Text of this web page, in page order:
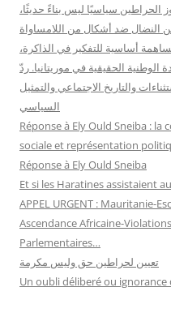
الحراطين سياسيًا ليس بناءً حديثًا،
ضد أشكال من اللامساواة
أساسية للتفكير في الذاكرة،
الحقيقية في موريتانيا. ردّ
والتاريخ الاجتماعي والتمثيل
السياسي
Réponse à Ely Ould Sneiba :
sociale et représentation
Réponse à Ely Ould Sneiba
Et si les Haratines assistaient
APPEL URGENT : Mauritanie-
Ascendance Africaine-
Parlementaires…
تعيين لحراطين حق وليس مكرمة
Un oubli déliberé ou ignorance